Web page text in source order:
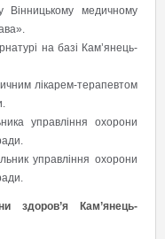
медичному
на базі Кам’янець-
лікарем-терапевтом
управління охорони
управління охорони
здоров’я Кам’янець-